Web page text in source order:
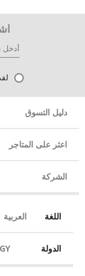
دليل التسوق
اعثر على المتاجر
الشركة
اللغة العربية
الدولة